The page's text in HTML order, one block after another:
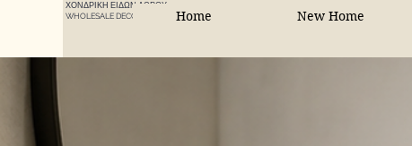
ΧΟΝΔΡΙΚΗ ΕΙΔΩΝ ΔΩΡΟΥ
WHOLESALE DECORATIONS
Home New Home